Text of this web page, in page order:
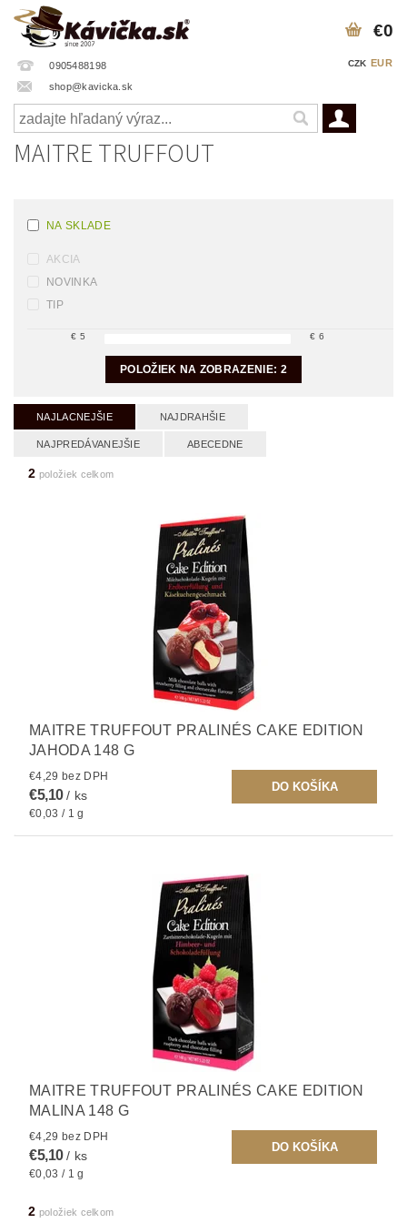
0905488198
shop@kavicka.sk
CZK EUR
€0
MAITRE TRUFFOUT
NA SKLADE
AKCIA
NOVINKA
TIP
€5 € 6
POLOŽIEK NA ZOBRAZENIE: 2
NAJLACNEJŠIE NAJDRAHŠIE
NAJPREDÁVANEJŠIE ABECEDNE
2 položiek celkom
MAITRE TRUFFOUT PRALINÉS CAKE EDITION
JAHODA 148 G
€4,29 bez DPH
€5,10/ ks
€0,03 / 1 g
MAITRE TRUFFOUT PRALINÉS CAKE EDITION
MALINA 148 G
€4,29 bez DPH
€5,10/ ks
€0,03 / 1 g
2 položiek celkom